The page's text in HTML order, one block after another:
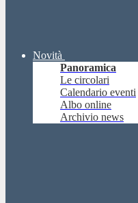
Novità
Panoramica
Le circolari
Calendario eventi
Albo online
Archivio news